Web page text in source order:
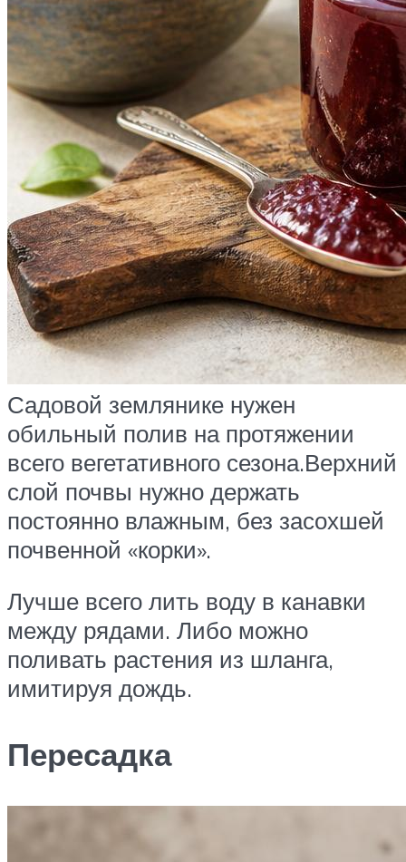
Садовой землянике нужен
обильный полив на протяжении
всего вегетативного сезона.Верхний
слой почвы нужно держать
постоянно влажным, без засохшей
почвенной «корки».
Лучше всего лить воду в канавки
между рядами. Либо можно
поливать растения из шланга,
имитируя дождь.
Пересадка